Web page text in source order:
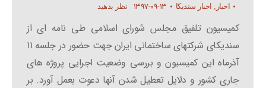
اخبار , اخبار سندیکا ۱۳۹۷-۰۹-۱۳ نظر بدهید
کمیسیون تلفیق مجلس شورای اسلامی طی نامه ای از
سندیکای شرکتهای ساختمانی ایران جهت حضور در جلسه ۱۱
آذرماه این کمیسیون و بررسی وضعیت اجرایی پروژه های
جاری کشور و دلایل تعطیل شدن آنها دعوت بعمل آورد. بر